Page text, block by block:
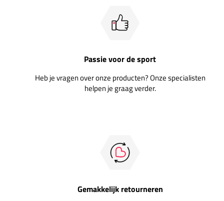
Passie voor de sport
Heb je vragen over onze producten? Onze specialisten
helpen je graag verder.
Gemakkelijk retourneren